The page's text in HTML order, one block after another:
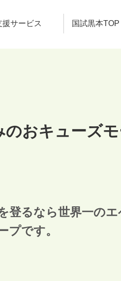
援サービス 国試黒本TOP
おキューズ
登るなら世界一の
プです。